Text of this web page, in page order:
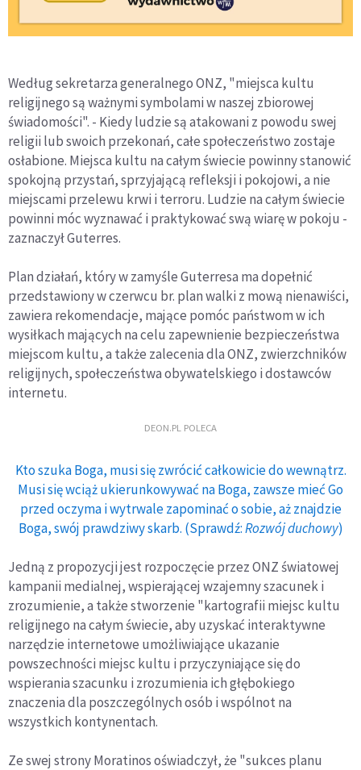
Według sekretarza generalnego ONZ, "miejsca kultu
religijnego są ważnymi symbolami w naszej zbiorowej
świadomości". - Kiedy ludzie są atakowani z powodu swej
religii lub swoich przekonań, całe społeczeństwo zostaje
osłabione. Miejsca kultu na całym świecie powinny stanowić
spokojną przystań, sprzyjającą refleksji i pokojowi, a nie
miejscami przelewu krwi i terroru. Ludzie na całym świecie
powinni móc wyznawać i praktykować swą wiarę w pokoju -
zaznaczył Guterres.
Plan działań, który w zamyśle Guterresa ma dopełnić
przedstawiony w czerwcu br. plan walki z mową nienawiści,
zawiera rekomendacje, mające pomóc państwom w ich
wysiłkach mających na celu zapewnienie bezpieczeństwa
miejscom kultu, a także zalecenia dla ONZ, zwierzchników
religijnych, społeczeństwa obywatelskiego i dostawców
internetu.
DEON.PL POLECA
Kto szuka Boga, musi się zwrócić całkowicie do wewnątrz.
Musi się wciąż ukierunkowywać na Boga, zawsze mieć Go
przed oczyma i wytrwale zapominać o sobie, aż znajdzie
Boga, swój prawdziwy skarb. (Sprawdź:Rozwój duchowy)
Jedną z propozycji jest rozpoczęcie przez ONZ światowej
kampanii medialnej, wspierającej wzajemny szacunek i
zrozumienie, a także stworzenie "kartografii miejsc kultu
religijnego na całym świecie, aby uzyskać interaktywne
narzędzie internetowe umożliwiające ukazanie
powszechności miejsc kultu i przyczyniające się do
wspierania szacunku i zrozumienia ich głębokiego
znaczenia dla poszczególnych osób i wspólnot na
wszystkich kontynentach.
Ze swej strony Moratinos oświadczył, że "sukces planu